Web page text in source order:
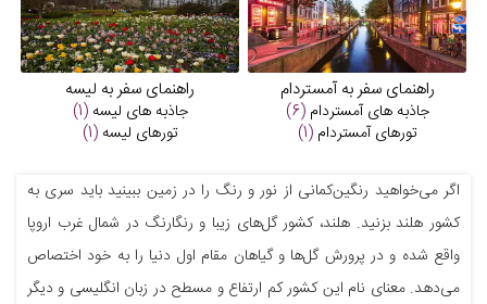
راهنمای سفر به آمستردام
جاذبه های آمستردام (6)
تورهای آمستردام (1)
راهنمای سفر به لیسه
جاذبه های لیسه (1)
تورهای لیسه (1)
اگر می‌خواهید رنگین‌کمانی از نور و رنگ را در زمین ببینید باید سری به
کشور هلند بزنید. هلند، کشور گل‌های زیبا و رنگارنگ در شمال غرب اروپا
واقع شده و در پرورش گل‌ها و گیاهان مقام اول دنیا را به خود اختصاص
می‌دهد. معنای نام این کشور کم ارتفاع و مسطح در زبان انگلیسی و دیگر